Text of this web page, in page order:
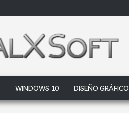
WINDOWS 10 DISEÑO GRÁFICO